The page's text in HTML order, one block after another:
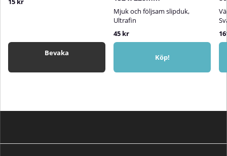
Bevaka
Mjuk och följsam slipduk,
Ultrafin
45 kr
Köp!